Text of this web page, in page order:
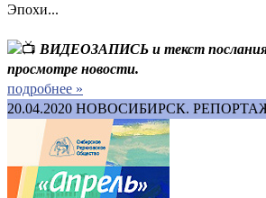
Эпохи...
ВИДЕОЗАПИСЬ и текст послания
просмотре новости.
подробнее »
20.04.2020 НОВОСИБИРСК.